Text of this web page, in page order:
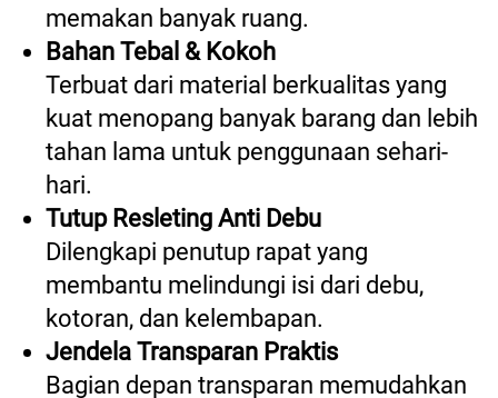
memakan banyak ruang.
Bahan Tebal & Kokoh
Terbuat dari material berkualitas yang
kuat menopang banyak barang dan lebih
tahan lama untuk penggunaan sehari-
hari.
Tutup Resleting Anti Debu
Dilengkapi penutup rapat yang
membantu melindungi isi dari debu,
kotoran, dan kelembapan.
Jendela Transparan Praktis
Bagian depan transparan memudahkan